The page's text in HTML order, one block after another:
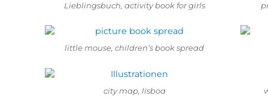
Lieblingsbuch, activity book for girls
little mouse, children’s book spread
city map, lisboa